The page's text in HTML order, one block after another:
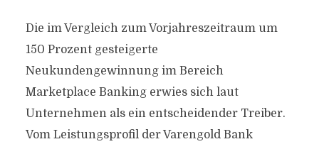
Die im Vergleich zum Vorjahreszeitraum um
150 Prozent gesteigerte
Neukundengewinnung im Bereich
Marketplace Banking erwies sich laut
Unternehmen als ein entscheidender Treiber.
Vom Leistungsprofil der Varengold Bank